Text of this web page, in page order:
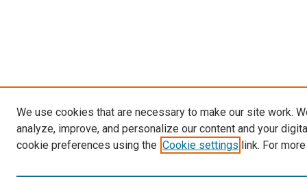
We use cookies that are necessary to make our site work.
analyze, improve, and personalize our content and your
cookie preferences using the Cookie settings link. For